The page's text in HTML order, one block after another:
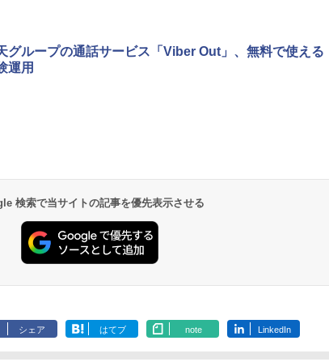
グループの通話サービス「Viber Out」、無料で使える
運用
検索で当サイトの記事を優先表示させる
シェア はてブ note LinkedIn